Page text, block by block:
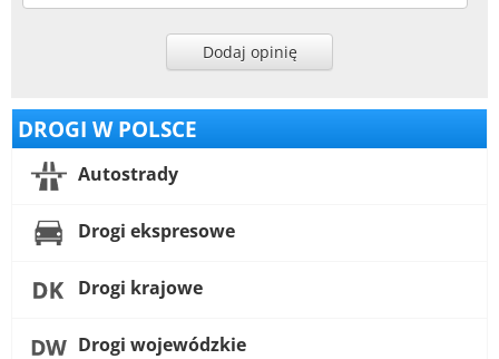
Dodaj opinię
DROGI W POLSCE
Autostrady
Drogi ekspresowe
Drogi krajowe
Drogi wojewódzkie